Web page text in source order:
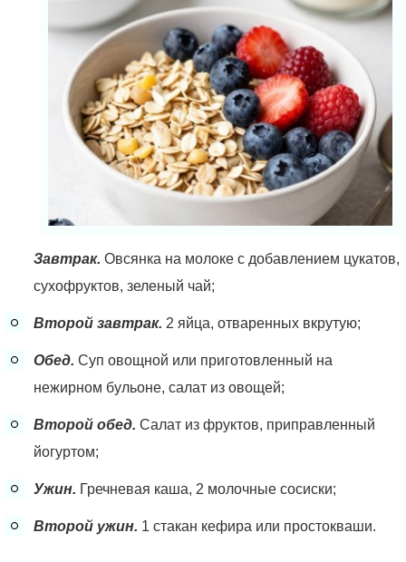
Завтрак. Овсянка на молоке с добавлением цукатов,
сухофруктов, зеленый чай;
Второй завтрак. 2 яйца, отваренных вкрутую;
Обед. Суп овощной или приготовленный на
нежирном бульоне, салат из овощей;
Второй обед. Салат из фруктов, приправленный
йогуртом;
Ужин. Гречневая каша, 2 молочные сосиски;
Второй ужин. 1 стакан кефира или простокваши.